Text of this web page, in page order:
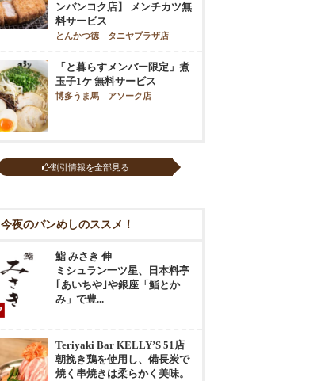
ンバンコク店】 メンチカツ無
料サービス
とんかつ徳 タニヤプラザ店
「と暮らすメンバー限定」煮
玉子1ケ 無料サービス
博多うま馬 アソーク店
割引情報を全部見る
今夜のバンめしのススメ！
鮨 みさき 伸
ミシュラン一ツ星、日本料亭
｢あいちや｣や銀座「鮨とか
み」で豊...
Teriyaki Bar KELLY’S 51店
朝挽き鶏を使用し、備長炭で
焼く串焼きは柔らかく美味。